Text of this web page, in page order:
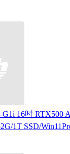
G1i 16吋 RTX500
1T SSD/